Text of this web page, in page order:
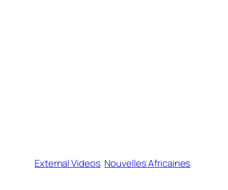
External Videos Nouvelles Africaines